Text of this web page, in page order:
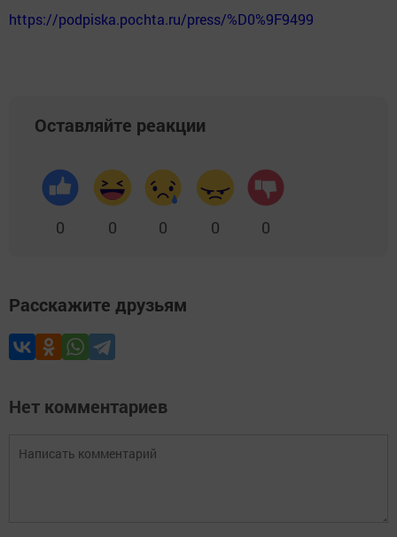
https://podpiska.pochta.ru/press/%D0%9F9499
Оставляйте реакции
0 0 0 0 0
Расскажите друзьям
Нет комментариев